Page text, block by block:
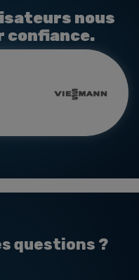
nous
confiance.
questions ?